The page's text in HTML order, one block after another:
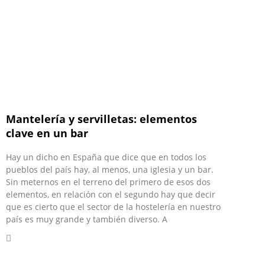
Mantelería y servilletas: elementos
clave en un bar
Hay un dicho en España que dice que en todos los
pueblos del país hay, al menos, una iglesia y un bar.
Sin meternos en el terreno del primero de esos dos
elementos, en relación con el segundo hay que decir
que es cierto que el sector de la hostelería en nuestro
país es muy grande y también diverso. A